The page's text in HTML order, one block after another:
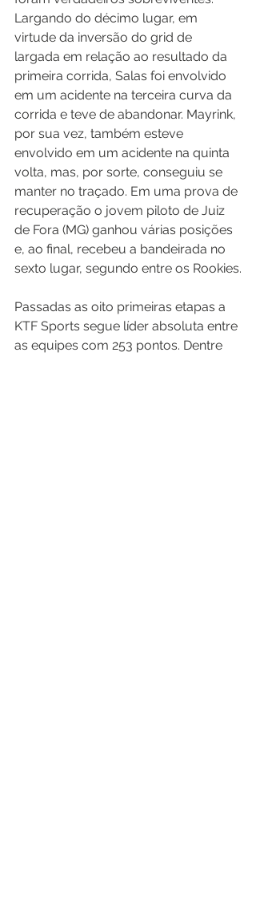
Largando do décimo lugar, em
virtude da inversão do grid de
largada em relação ao resultado da
primeira corrida, Salas foi envolvido
em um acidente na terceira curva da
corrida e teve de abandonar. Mayrink,
por sua vez, também esteve
envolvido em um acidente na quinta
volta, mas, por sorte, conseguiu se
manter no traçado. Em uma prova de
recuperação o jovem piloto de Juiz
de Fora (MG) ganhou várias posições
e, ao final, recebeu a bandeirada no
sexto lugar, segundo entre os Rookies.
Passadas as oito primeiras etapas a
KTF Sports segue líder absoluta entre
as equipes com 253 pontos. Dentre